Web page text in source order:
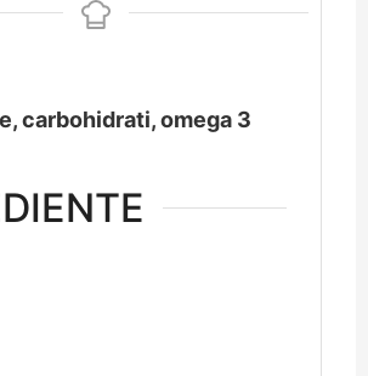
carbohidrati, omega 3